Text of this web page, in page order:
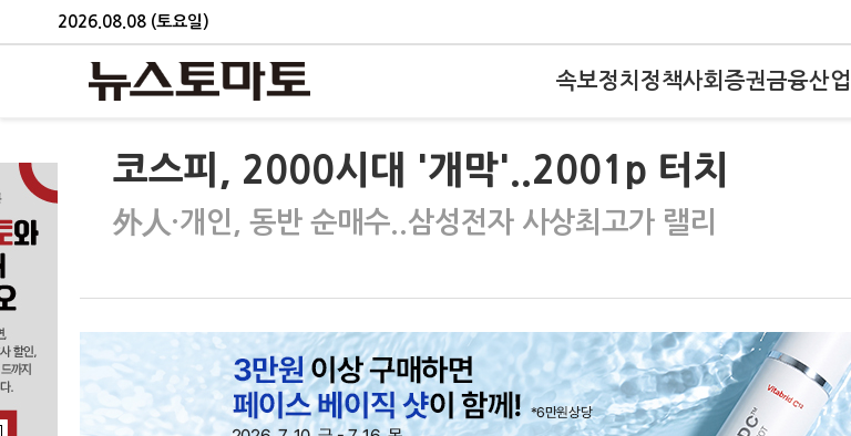
2026.08.08 (토요일)
속보정치 정책사회 증권금융산업
코스피, 2000시대 '개막'..2001p 터치
外人·개인, 동반 순매수..삼성전자 사상최고가 랠리